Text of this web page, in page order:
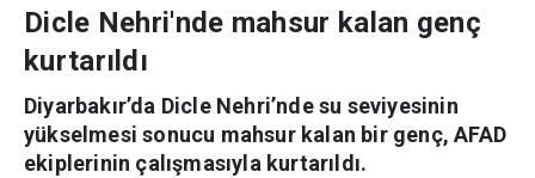
Dicle Nehri'nde mahsur kalan genç
kurtarıldı
Diyarbakır’da Dicle Nehri’nde su seviyesinin
yükselmesi sonucu mahsur kalan bir genç, AFAD
ekiplerinin çalışmasıyla kurtarıldı.